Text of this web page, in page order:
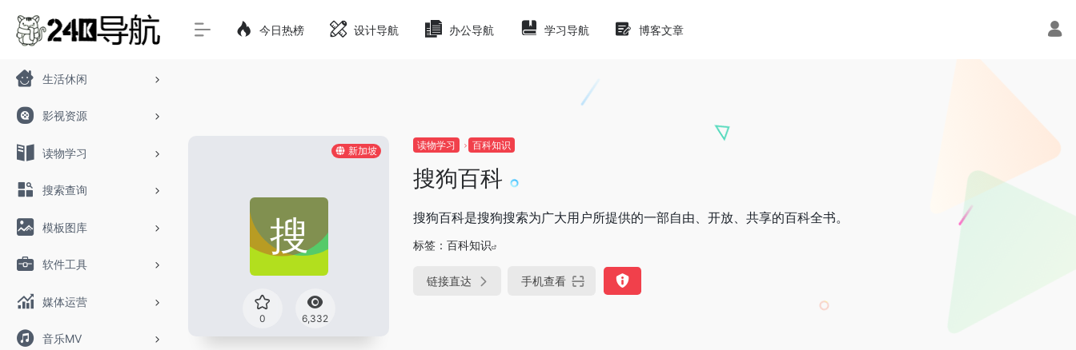
生活休闲
影视资源
读物学习
搜索查询
模板图库
软件工具
媒体运营
音乐MV
今日热榜 设计导航 办公导航 学习导航 博客文章
新加坡
0 6,332
读物学习 百科知识
搜狗百科
搜狗百科是搜狗搜索为广大用户所提供的一部自由、开放、共享的百科全书。
标签： 百科知识
链接直达 手机查看